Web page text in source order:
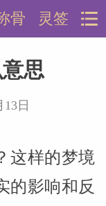
灵签
骨
思
日
这样的梦境
的影响和反